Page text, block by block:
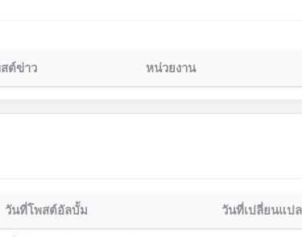
ต์ข่าว หน่วยงาน
วันที่โพสต์อัลบั้ม วันที่เปลี่ยนแป